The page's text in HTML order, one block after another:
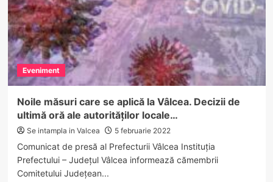
Eveniment
Noile măsuri care se aplică la Vâlcea. Decizii de
ultimă oră ale autorităților locale…
Se intampla in Valcea 5 februarie 2022
Comunicat de presă al Prefecturii Vâlcea Instituția
Prefectului – Județul Vâlcea informează cămembrii
Comitetului Județean...